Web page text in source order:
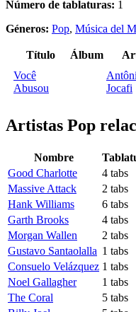
Número de tablaturas: 1
Géneros: Pop, Música del
Título Álbum
Você
Abusou
Jocafi
Artistas Pop
Nombre
Good Charlotte
4 tabs
Massive Attack
2 tabs
Hank Williams
6 tabs
Garth Brooks
4 tabs
Morgan Wallen
2 tabs
Gustavo Santaolalla 1 tabs
Consuelo Velázquez 1 tabs
Noel Gallagher
1 tabs
The Coral
5 tabs